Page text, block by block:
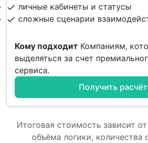
личные кабинеты и статусы
сложные сценарии
Кому подходит Компаниям,
выделяться за счет
сервиса.
Получить расчёт
Итоговая стоимость зависит
объёма логики, количества